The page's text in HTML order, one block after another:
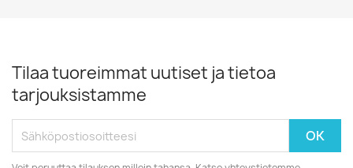
Tilaa tuoreimmat uutiset ja tietoa
tarjouksistamme